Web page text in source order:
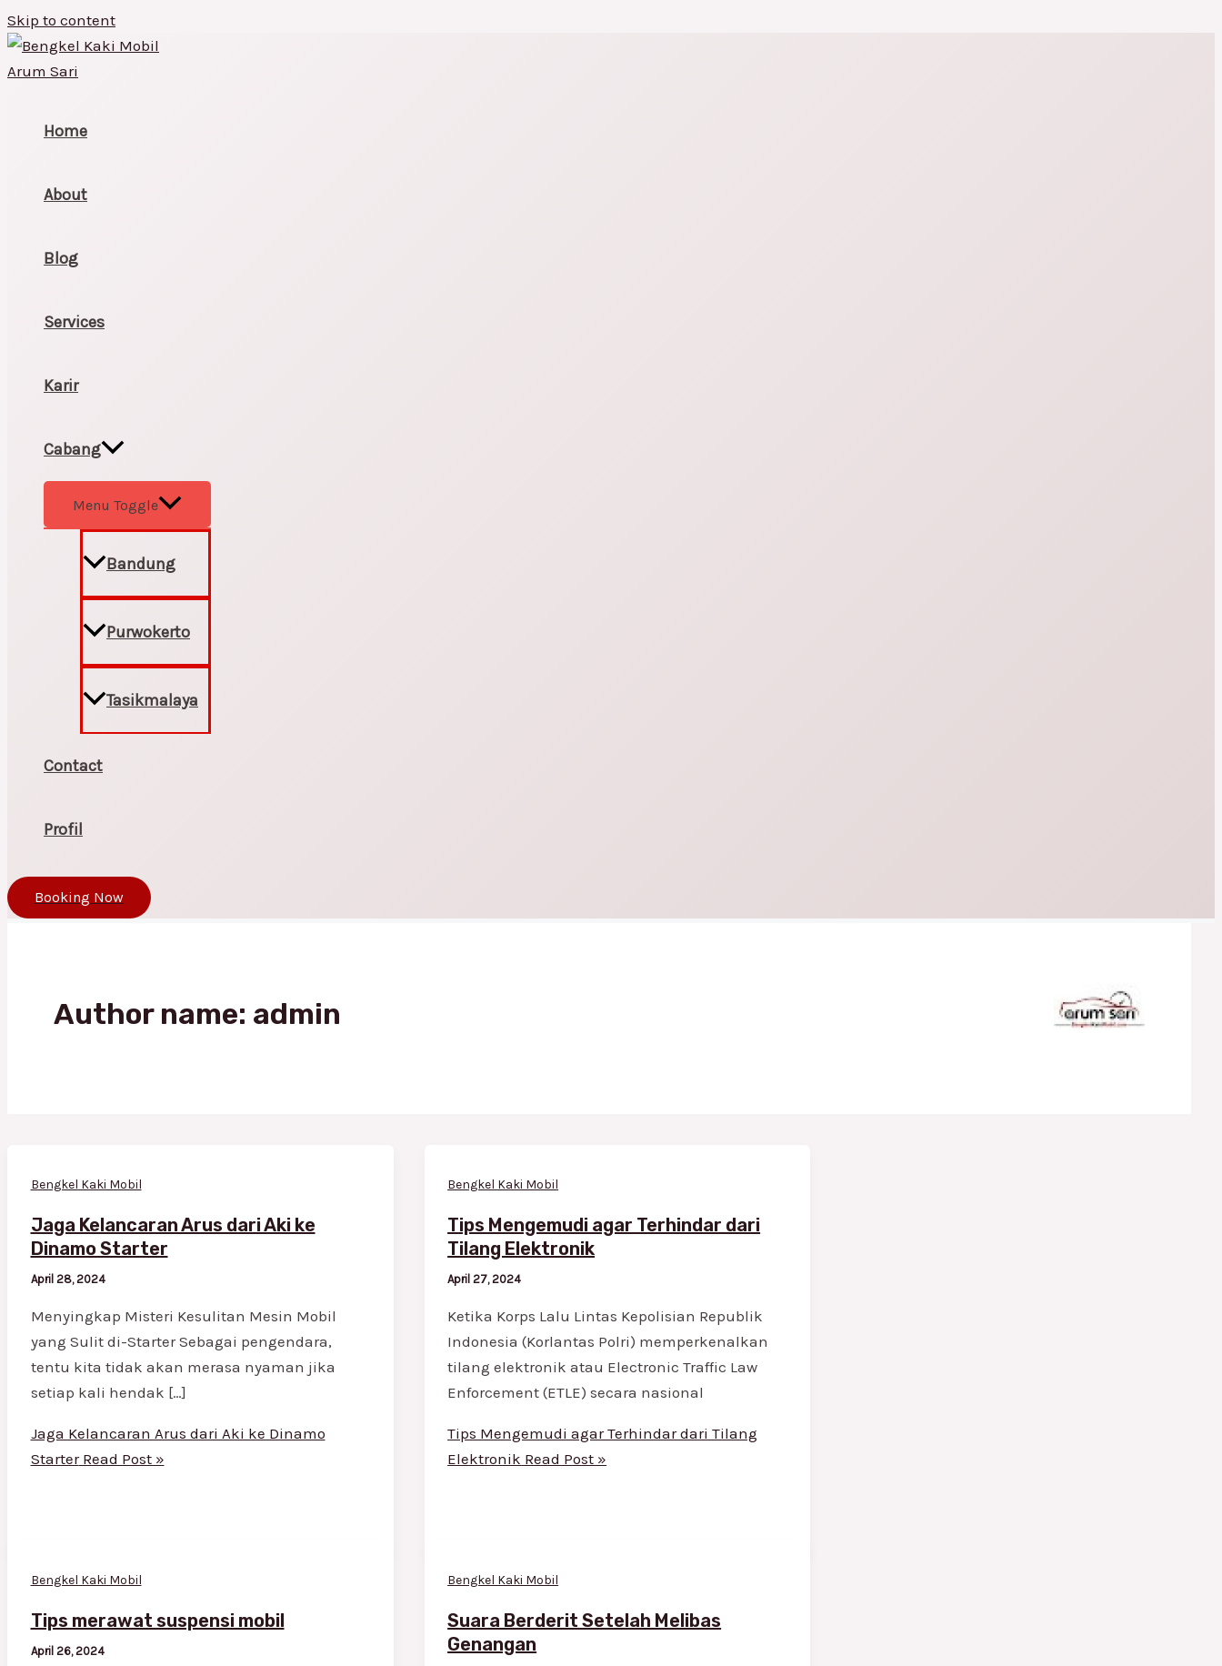
Skip to content
Home
About
Blog
Services
Karir
Cabang
Menu Toggle
Bandung
Purwokerto
Tasikmalaya
Contact
Profil
Booking Now
Author name: admin
Bengkel Kaki Mobil
Jaga Kelancaran Arus dari Aki ke
Dinamo Starter
April 28, 2024
Menyingkap Misteri Kesulitan Mesin Mobil
yang Sulit di-Starter Sebagai pengendara,
tentu kita tidak akan merasa nyaman jika
setiap kali hendak […]
Jaga Kelancaran Arus dari Aki ke Dinamo
StarterRead Post »
Bengkel Kaki Mobil
Tips Mengemudi agar Terhindar dari
Tilang Elektronik
April 27, 2024
Ketika Korps Lalu Lintas Kepolisian Republik
Indonesia (Korlantas Polri) memperkenalkan
tilang elektronik atau Electronic Traffic Law
Enforcement (ETLE) secara nasional
Tips Mengemudi agar Terhindar dari Tilang
Elektronik Read Post »
Bengkel Kaki Mobil
Tips merawat suspensi mobil
April 26, 2024
Bengkel Kaki Mobil
Suara Berderit Setelah Melibas
Genangan